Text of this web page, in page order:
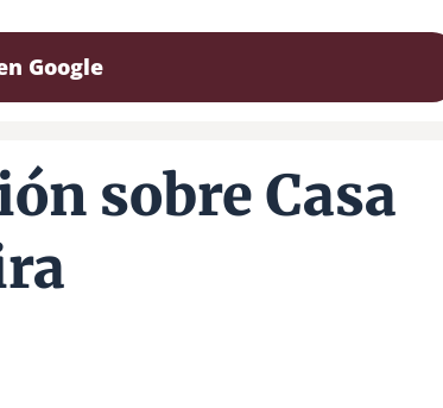
Google
sobre Casa